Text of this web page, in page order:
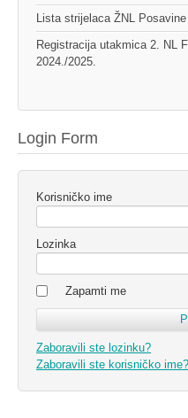
Lista strijelaca ŽNL Posavine
Registracija utakmica 2. NL
2024./2025.
Login Form
Korisničko ime
Lozinka
Zapamti me
Zaboravili ste lozinku?
Zaboravili ste korisničko ime?